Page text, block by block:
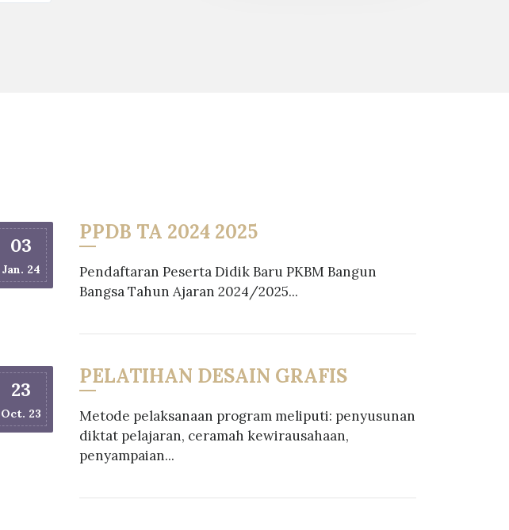
03
Jan. 24
PPDB TA 2024 2025
Pendaftaran Peserta Didik Baru PKBM Bangun
Bangsa Tahun Ajaran 2024/2025...
23
Oct. 23
PELATIHAN DESAIN GRAFIS
Metode pelaksanaan program meliputi: penyusunan
diktat pelajaran, ceramah kewirausahaan,
penyampaian...